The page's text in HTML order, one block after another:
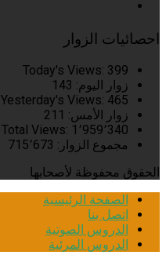
احصائيات الزوار
Today's Views: 399
زوار اليوم: 143
Yesterday's Views: 465
زوار الأمس: 211
Total Views: 1٬959٬340
مجموع الزوار: 715٬673
الحقوق محفوظة لأصحابها
الصفحة الرئيسية
اتصل بنا
الدروس الصوتية
الدروس المرئية